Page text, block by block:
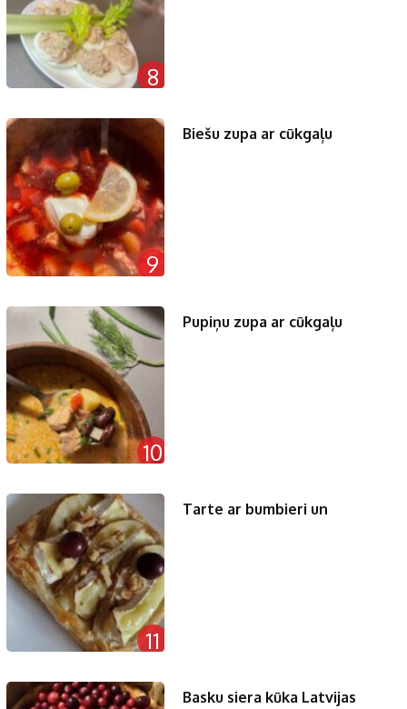
8
9
Biešu zupa ar cūkgaļu
10
Pupiņu zupa ar cūkgaļu
11
Tarte ar bumbieri un
Basku siera kūka Latvijas